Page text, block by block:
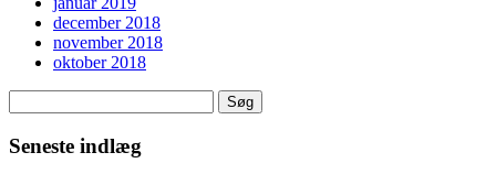
december 2018
november 2018
oktober 2018
efter:
Seneste indlæg